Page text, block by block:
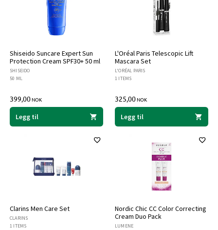
Shiseido Suncare Expert Sun
Protection Cream SPF30+ 50 ml
SHISEIDO
50 ML
399,00NOK
Legg til
L'Oréal Paris Telescopic Lift
Mascara Set
L'ORÉAL PARIS
1 ITEMS
325,00NOK
Legg til
Clarins Men Care Set
CLARINS
1 ITEMS
Nordic Chic CC Color Correcting
Cream Duo Pack
LUMENE